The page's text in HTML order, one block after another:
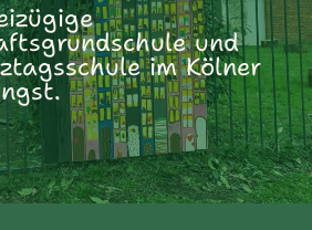
und
im Kölner